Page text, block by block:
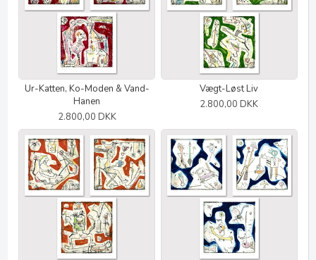
Ur-Katten, Ko-Moden & Vand-
Hanen
2.800,00 DKK
Vægt-Løst Liv
2.800,00 DKK